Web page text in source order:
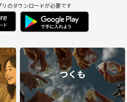
リのダウンロードが必要です